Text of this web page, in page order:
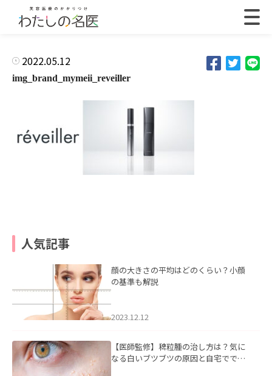
2022.05.12
img_brand_mymeii_reveiller
人気記事
顔の大きさの平均はどのくらい？小顔
の基準も解説
2023.12.12
【医師監修】稗粒腫の治し方は？気に
なる白いブツブツの原因と自宅ででき